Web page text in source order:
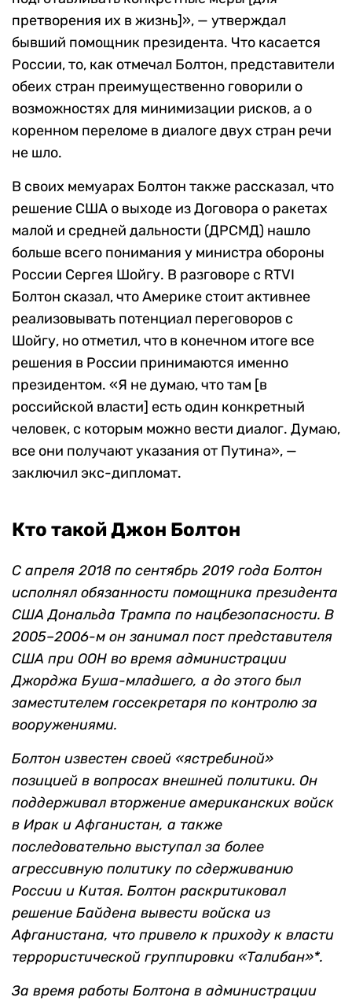
претворения их в жизнь]», — утверждал
бывший помощник президента. Что касается
России, то, как отмечал Болтон, представители
обеих стран преимущественно говорили о
возможностях для минимизации рисков, а о
коренном переломе в диалоге двух стран речи
не шло.
В своих мемуарах Болтон также рассказал, что
решение США о выходе из Договора о ракетах
малой и средней дальности (ДРСМД) нашло
больше всего понимания у министра обороны
России Сергея Шойгу. В разговоре с RTVI
Болтон сказал, что Америке стоит активнее
реализовывать потенциал переговоров с
Шойгу, но отметил, что в конечном итоге все
решения в России принимаются именно
президентом. «Я не думаю, что там [в
российской власти] есть один конкретный
человек, с которым можно вести диалог. Думаю,
все они получают указания от Путина», —
заключил экс-дипломат.
Кто такой Джон Болтон
С апреля 2018 по сентябрь 2019 года Болтон
исполнял обязанности помощника президента
США Дональда Трампа по нацбезопасности. В
2005–2006-м он занимал пост представителя
США при ООН во время администрации
Джорджа Буша-младшего, а до этого был
заместителем госсекретаря по контролю за
вооружениями.
Болтон известен своей «ястребиной»
позицией в вопросах внешней политики. Он
поддерживал вторжение американских войск
в Ирак и Афганистан, а также
последовательно выступал за более
агрессивную политику по сдерживанию
России и Китая. Болтон раскритиковал
решение Байдена вывести войска из
Афганистана, что привело к приходу к власти
террористической группировки «Талибан»*.
За время работы Болтона в администрации